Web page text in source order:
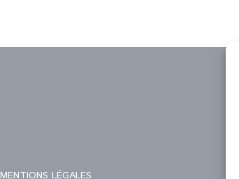
MENTIONS LÉGALES